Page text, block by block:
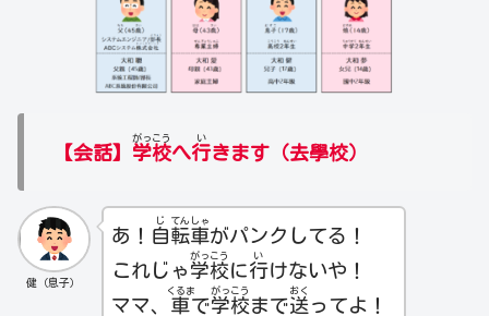
【会話】 学
がっ
校
こう
へ行
い
きます（去學校）
健（息子）
あ！ 自
じ
転
てん
車
しゃ
がパンクしてる！
これじゃ 学
がっ
校
こう
に行
い
けないや！
ママ、 車
くるま
で学
がっ
校
こう
まで送
おく
ってよ！